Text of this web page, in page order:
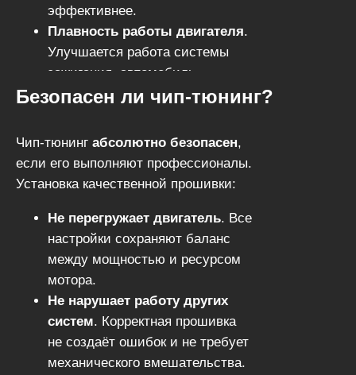
эффективнее.
Плавность работы двигателя.
Улучшается работа системы
зажигания, автомобиль
становится более комфортным
Безопасен ли чип-тюнинг?
Чип-тюнинг абсолютно безопасен,
если его выполняют профессионалы.
Установка качественной прошивки:
Не перегружает двигатель. Все
настройки сохраняют баланс
между мощностью и ресурсом
мотора.
Не нарушает работу других
систем. Корректная прошивка
не создаёт ошибок и не требует
механического вмешательства.